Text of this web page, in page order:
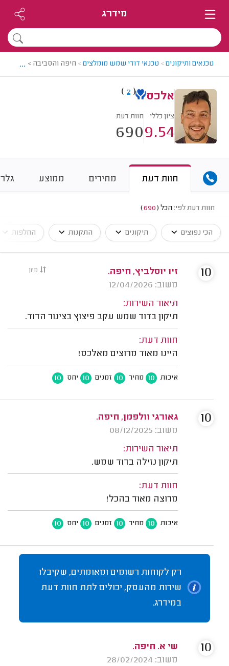
מידרג
טכנאים ותיקונים> טכנאי דודי שמש מומלצים> חיפה והסביבה > טכנאי
...
אלכס (
2
)
ציון כללי
9.54
חוות דעת
690
חוות דעת מחירים ממוצע
חוות דעת לפי: הכל (
690
)
הכי נפוצים תיקונים התקנות החלפות
מיון
זיו יוסלביץ, חיפה.
משוב: 12/04/2026
תיאור השירות:
תיקון בדוד שמש עקב פיצוץ בצינור הדוד.
חוות דעת:
היינו מאוד מרוצים מאלכס!
איכות 10 מחיר 10 זמנים 10 יחס 10
10
גאורגי וולפמן, חיפה.
משוב: 08/12/2025
תיאור השירות:
תיקון נזילה בדוד שמש.
חוות דעת:
מרוצה מאוד בהכל!
איכות 10 מחיר 10 זמנים 10 יחס 10
10
רק לקוחות רשומים ומאומתים, שקיבלו
שירות מהעסק, יכולים לתת חוות דעת
במידרג.
שי א. חיפה.
משוב: 28/02/2024
10